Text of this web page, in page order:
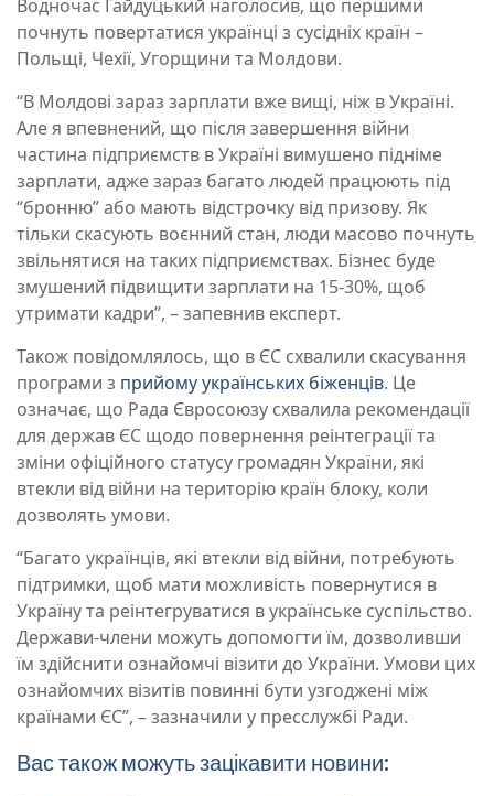
Водночас Гайдуцький наголосив, що першими
почнуть повертатися українці з сусідніх країн –
Польщі, Чехії, Угорщини та Молдови.
“В Молдові зараз зарплати вже вищі, ніж в Україні.
Але я впевнений, що після завершення війни
частина підприємств в Україні вимушено підніме
зарплати, адже зараз багато людей працюють під
“бронню” або мають відстрочку від призову. Як
тільки скасують воєнний стан, люди масово почнуть
звільнятися на таких підприємствах. Бізнес буде
змушений підвищити зарплати на 15-30%, щоб
утримати кадри”, – запевнив експерт.
Також повідомлялось, що в ЄС схвалили скасування
програми з прийому українських біженців. Це
означає, що Рада Євросоюзу схвалила рекомендації
для держав ЄС щодо повернення реінтеграції та
зміни офіційного статусу громадян України, які
втекли від війни на територію країн блоку, коли
дозволять умови.
“Багато українців, які втекли від війни, потребують
підтримки, щоб мати можливість повернутися в
Україну та реінтегруватися в українське суспільство.
Держави-члени можуть допомогти їм, дозволивши
їм здійснити ознайомчі візити до України. Умови цих
ознайомчих візитів повинні бути узгоджені між
країнами ЄС”, – зазначили у пресслужбі Ради.
Вас також можуть зацікавити новини: